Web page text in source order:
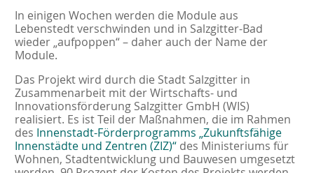
In einigen Wochen werden die Module aus
Lebenstedt verschwinden und in Salzgitter-Bad
wieder „aufpoppen“ – daher auch der Name der
Module.
Das Projekt wird durch die Stadt Salzgitter in
Zusammenarbeit mit der Wirtschafts- und
Innovationsförderung Salzgitter GmbH (WIS)
realisiert. Es ist Teil der Maßnahmen, die im Rahmen
des Innenstadt-Förderprogramms „Zukunftsfähige
Innenstädte und Zentren (ZIZ)“des Ministeriums für
Wohnen, Stadtentwicklung und Bauwesen umgesetzt